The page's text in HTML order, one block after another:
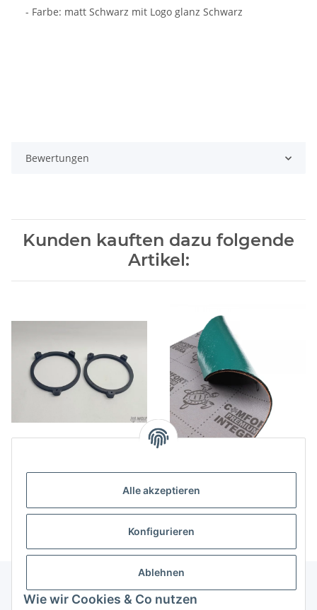
Alle akzeptieren
Konfigurieren
Ablehnen
Wie wir Cookies & Co nutzen
- Farbe: matt Schwarz mit Logo glanz Schwarz
Bewertungen
Kunden kauften dazu folgende
Artikel:
Adapter Front Plug&Play
29,00 €*